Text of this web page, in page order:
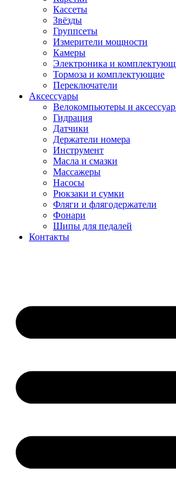
Кассеты
Звёзды
Группсеты
Измерители мощности
Камеры
Электроника и
Тормоза и комплектующие
Переключатели
Аксессуары
Велокомпьютеры и
Гидрация
Датчики
Держатели номера
Инструмент
Масла и смазки
Массажеры
Насосы
Рюкзаки и сумки
Фляги и флягодержатели
Фонари
Шипы для педалей
Контакты